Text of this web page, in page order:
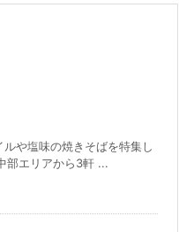
ルや塩味の焼きそばを特集し
部エリアから3軒 ...